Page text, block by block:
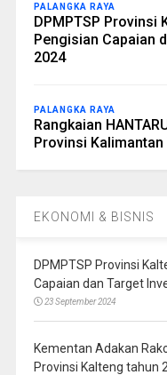
PALANGKA RAYA
DPMPTSP Provinsi
Pengisian Capaian
2024
PALANGKA RAYA
Rangkaian
Provinsi
EKONOMI & BISNIS
DPMPTSP Provinsi
Capaian dan Target
23 September 2024
Kementan Adakan
Provinsi Kalteng tahun